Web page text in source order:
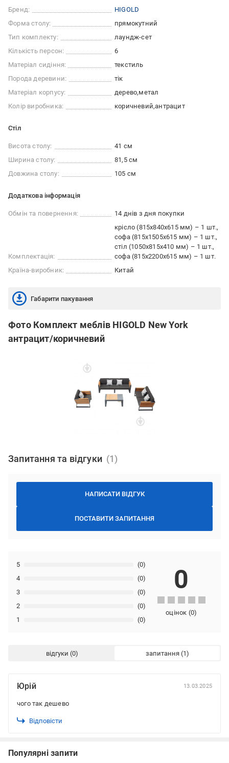
Бренд:
HIGOLD
Форма столу:
прямокутний
Тип комплекту:
лаундж-сет
Кількість персон:
6
Матеріал сидіння:
текстиль
Порода деревини:
тік
Матеріал корпусу:
дерево метал
Колір виробника:
коричневий антрацит
Стіл
Висота столу:
41 см
Ширина столу:
81,5 см
Довжина столу:
105 см
Додаткова інформація
Обмін та повернення: 14 днів з дня покупки
Комплектація:
крісло (815х840х615 мм) – 1 шт.
софа (815х1505х615 мм) – 1 шт.
стіл (1050х815х410 мм) – 1 шт.
софа (815х2200х615 мм) – 1 шт.
Країна-виробник:
Китай
Габарити пакування
Фото Комплект меблів HIGOLD New York
антрацит/коричневий
Запитання та відгуки
НАПИСАТИ ВІДГУК
ПОСТАВИТИ ЗАПИТАННЯ
1 (0)
2 (0)
3 (0)
4 (0)
5 (0)
0
оцінок (0)
відгуки запитання
Юрій 13.03.2025
чого так дешево
Відповісти
Популярні запити